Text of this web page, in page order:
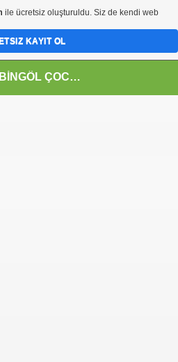
YAPA - BİNGÖL ÇOCUK KULÜBÜ ve OYUN EVİ
ile ücretsiz oluşturuldu. Siz de kendi web
KAYIT OL